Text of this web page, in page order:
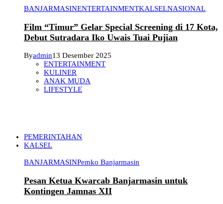
BANJARMASINENTERTAINMENTKALSELNASIONAL
Film “Timur” Gelar Special Screening di 17 Kota,
Debut Sutradara Iko Uwais Tuai Pujian
Byadmin13 Desember 2025
ENTERTAINMENT
KULINER
ANAK MUDA
LIFESTYLE
PEMERINTAHAN
KALSEL
BANJARMASINPemko Banjarmasin
Pesan Ketua Kwarcab Banjarmasin untuk
Kontingen Jamnas XII